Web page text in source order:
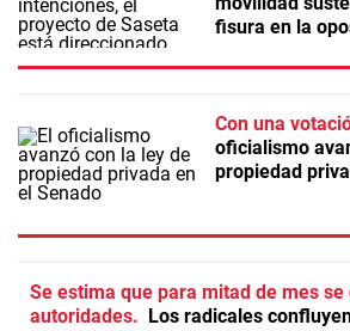
fisura en la
Con una
oficialismo
propiedad
Se estima que para mitad de mes
autoridades
Los radicales